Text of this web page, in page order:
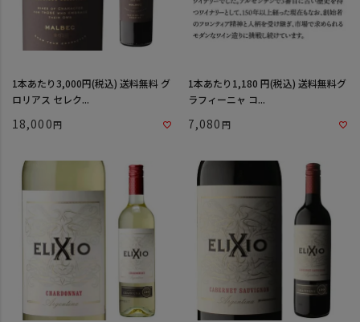
1本あたり3,000円(税込) 送料無料 グ
ロリアス セレク...
18,000
1本あたり1,180 円(税込) 送料無料グ
ラフィーニャ コ...
7,080